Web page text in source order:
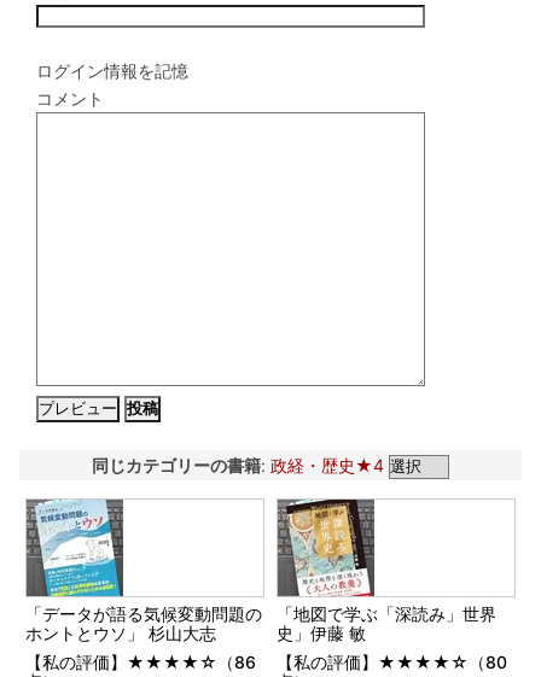
ログイン情報を記憶
コメント
同じカテゴリーの書籍: 政経・歴史★4
「データが語る気候変動問題の
ホントとウソ」 杉山大志
【私の評価】★★★★☆（86
「地図で学ぶ「深読み」世界
史」伊藤 敏
【私の評価】★★★★☆（80